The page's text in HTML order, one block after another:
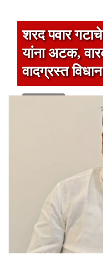
शरद पवार
यांना अटक,
वादग्रस्त